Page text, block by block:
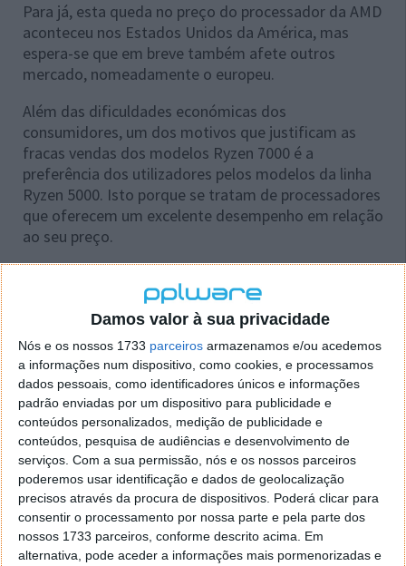
Damos valor à sua privacidade
Nós e os nossos 1733 parceiros armazenamos e/ou acedemos
a informações num dispositivo, como cookies, e processamos
dados pessoais, como identificadores únicos e informações
padrão enviadas por um dispositivo para publicidade e
conteúdos personalizados, medição de publicidade e
conteúdos, pesquisa de audiências e desenvolvimento de
serviços. Com a sua permissão, nós e os nossos parceiros
poderemos usar identificação e dados de geolocalização
precisos através da procura de dispositivos. Poderá clicar para
consentir o processamento por nossa parte e pela parte dos
nossos 1733 parceiros, conforme descrito acima. Em
alternativa, pode aceder a informações mais pormenorizadas e
Para já, esta queda no preço do processador da AMD
aconteceu nos Estados Unidos da América, mas
espera-se que em breve também afete outros
mercado, nomeadamente o europeu.
Além das dificuldades económicas dos
consumidores, um dos motivos que justificam as
fracas vendas dos modelos Ryzen 7000 é a
preferência dos utilizadores pelos modelos da linha
Ryzen 5000. Isto porque se tratam de processadores
que oferecem um excelente desempenho em relação
ao seu preço.
venda por um valor que quase bate nos 700 euros.
Este artigo tem mais de um ano
Acompanhe o Pplware no Google Notícias
Proponha uma correção, faça uma sugestão
Autor:Marisa Pinto